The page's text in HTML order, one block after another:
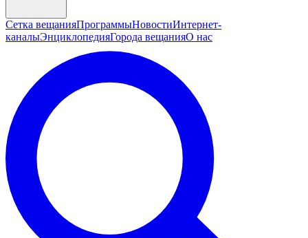
Сетка вещанияПрограммыНовостиИнтернет-
каналыЭнциклопедияГорода вещанияО нас